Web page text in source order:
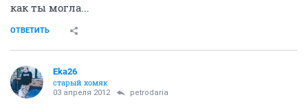
как ты могла...
ОТВЕТИТЬ
Eka26
старый хомяк
03 апреля 2012 petrodaria